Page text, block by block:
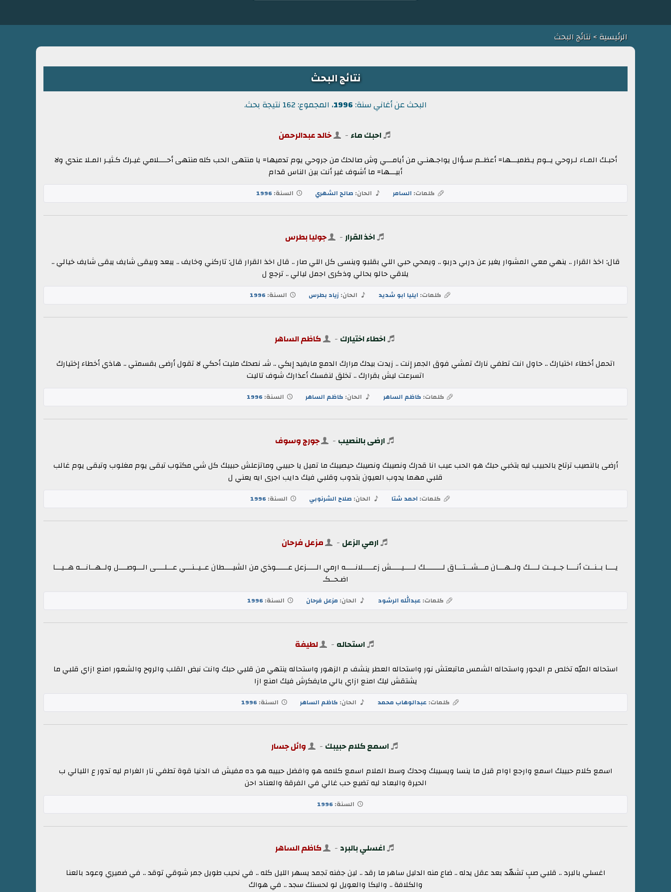
الرئيسية> نتائج البحث
نتائج البحث
البحث عن أغاني سنة: 1996، المجموع: 162 نتيجة بحث.
احبك ماء - خالد عبدالرحمن
أحبـك المـاء لـروحي يــوم يـظميـــها= أعظــم سـؤال يواجـهنـي من أيامـــي وش صالحك من جروحي يوم تدميها= يا منتهى الحب كله منتهى أحــــلامي غيـرك كـثيـر المـلا عندي ولا
أبيـــها= ما أشوف غير أنت بين الناس قدام
كلمات: السامر الحان: صالح الشهري السنة:1996
اخذ القرار- جوليا بطرس
قال: اخذ القرار .. ينهي معي المشوار يغير عن دربي دربو .. ويمحي حبي اللي بقلبو وينسى كل اللي صار .. قال اخذ القرار قال: تاركني وخايف .. يبعد ويبقى شايف يبقى شايف خيالي ..
يلاقي حالو بحالي وذكرى اجمل ليالي .. ترجع ل
كلمات: ايليا ابو شديد الحان: زياد بطرس السنة:1996
اخطاء اختيارك - كاظم الساهر
اتحمل أخطاء اختيارك .. حاول انت تطفي نارك تمشي فوق الجمر إنت .. زيدت بيدك مرارك الدمع مايفيد إبكي .. شـ نصحك مليت أحكي لا تقول أرضى بقسمتي .. هاذي أخطاء إختيارك
اتسرعت ليش بقرارك .. تخلق لنفسك أعذارك شوف تاليت
كلمات: كاظم الساهر الحان: كاظم الساهر السنة:1996
ارضى بالنصيب - جورج وسوف
أرضى بالنصيب ترتاح بالحبيب ليه بتخبي حبك هو الحب عيب انا قدرك ونصيبك ونصيبك حيصيبك ما تميل يا حبيبي وماتزعلش حبيبك كل شي مكتوب تبقى يوم مغلوب وتبقى يوم غالب
قلبي مهما يدوب العيون بتدوب وقلبي فيك دايب اجرى ايه يعني ل
كلمات: احمد شتا الحان: صلاح الشرنوبي السنة:1996
ارمي الزعل - مزعل فرحان
يــــا بــنــت أنــــا جــيــت لــــك ولــهـــان مـــشـــتـــاق لـــــــــك لـــــيـــــش زعـــــلانـــــه ارمي الـــــزعل عــــــوذي من الشيــــطان عــيــنـــي عـــلــــى الـــوصــــل ولــهــانـــه هــيـــا
اضـحــكـ
كلمات: عبدالله الرشود الحان: مزعل فرحان السنة:1996
استحاله - لطيفة
استحاله الميّه تخلص م البحور واستحاله الشمس ماتبعتش نور واستحاله العطر ينشف م الزهور واستحاله ينتهي من قلبي حبك وانت نبض القلب والروح والشعور امنع ازاي قلبي ما
يشتقش ليك امنع ازاي بالي مايفكرش فيك امنع ازا
كلمات: عبدالوهاب محمد الحان: كاظم الساهر السنة:1996
اسمع كلام حبيبك - وائل جسار
اسمع كلام حبيبك اسمع وارجع اوام قبل ما ينسا ويسيبك وحدك وسط الملام اسمع كلامه هو وافضل حبيبه هو ده مفيش ف الدنيا قوة تطفي نار الغرام ليه تدور ع الليالي ب
الحيرة والبعاد ليه تضيع حب غالي في الفرقة والعناد احن
السنة:1996
اغسلي بالبرد - كاظم الساهر
اغسلي بالبرد .. قلبي صبٍ تشهّد بعد عقل يدله .. ضاع منه الدليل ساهر ما رقد .. لين جفنه تجمد يسهر الليل كله .. في نحيب طويل جمر شوقي توقد .. في ضميري وعود بالعنا
والكلافة .. والبكا والعويل لو لحسنك سجد .. في هواك